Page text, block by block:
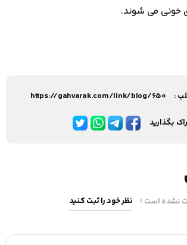
خونی می شوند.
:
https://gahvarak.com/link/blog/650
بگذارید
نشده است ! نظر خود را ثبت کنید